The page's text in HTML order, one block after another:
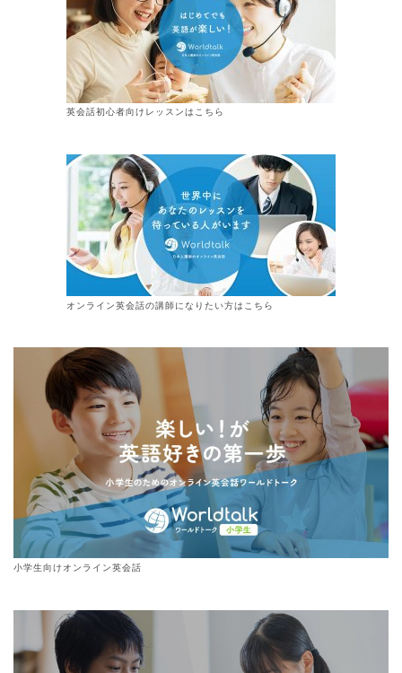
英会話初心者向けレッスンはこちら
オンライン英会話の講師になりたい方はこちら
小学生向けオンライン英会話